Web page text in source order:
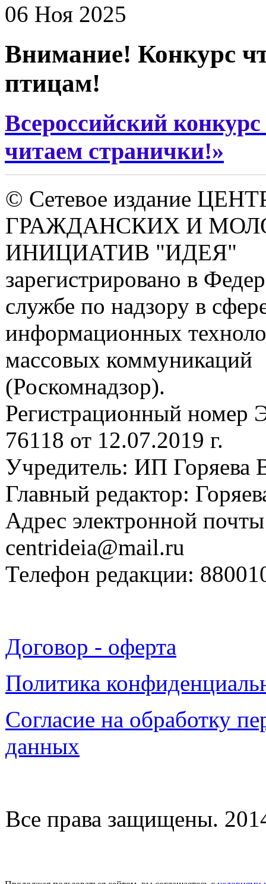
06 Ноя 2025
Внимание! Конкурс
птицам!
Всероссийский
читаем странички!»
© Сетевое издание
ГРАЖДАНСКИХ И
ИНИЦИАТИВ "ИДЕЯ"
зарегистрировано в
службе по надзору в
информационных
массовых коммуникаций
(Роскомнадзор).
Регистрационный
76118 от 12.07.2019 г.
Учредитель: ИП Горяева
Главный редактор:
Адрес электронной
centrideia@mail.ru
Телефон редакции:
Договор - оферта
Политика
Согласие на обработку
данных
Все права защищены.